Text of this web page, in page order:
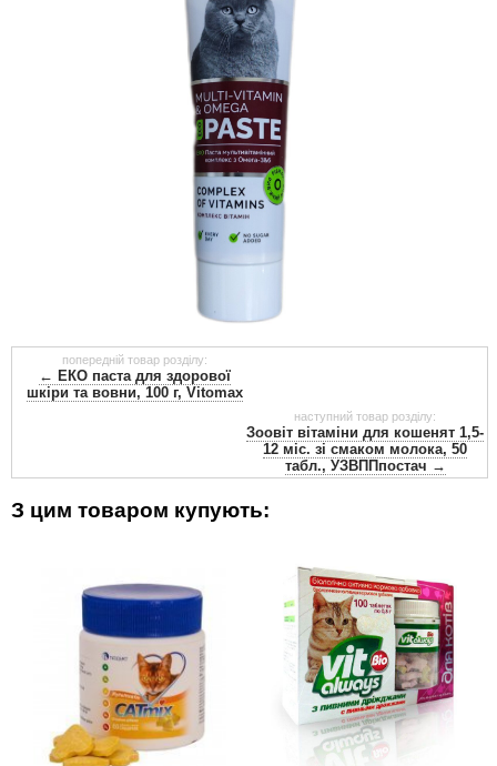
попередній товар розділу:
← ЕКО паста для здорової
шкіри та вовни, 100 г, Vitomax
наступний товар розділу:
Зоовіт вітаміни для кошенят 1,5-
12 міс. зі смаком молока, 50
табл., УЗВППпостач →
З цим товаром купують: